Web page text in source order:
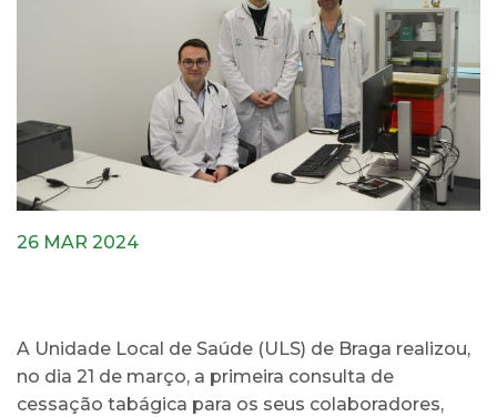
26 MAR 2024
A Unidade Local de Saúde (ULS) de Braga realizou,
no dia 21 de março, a primeira consulta de
cessação tabágica para os seus colaboradores,